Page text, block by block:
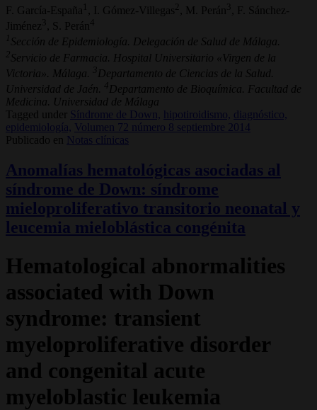
F. García-España 1 , I. Gómez-Villegas , M. Perán 3
, F. Sánchez-
Jiménez 3 , S. Perán
4
1 Sección de Epidemiología. Delegación de Salud de Málaga.
2 Servicio de Farmacia. Hospital Universitario «Virgen de la
Victoria». Málaga.
3 Departamento de Ciencias de la Salud.
Universidad de Jaén.
4 Departamento de Bioquímica. Facultad de
Medicina. Universidad de Málaga
Tagged under
Síndrome de Down, hipotiroidismo, diagnóstico,
epidemiología,
Volumen 72 número 8 septiembre 2014
Publicado en
Notas clínicas
Anomalías hematológicas asociadas al
síndrome de Down: síndrome
mieloproliferativo transitorio neonatal y
leucemia mieloblástica congénita
Hematological abnormalities
associated with Down
syndrome: transient
myeloproliferative disorder
and congenital acute
myeloblastic leukemia